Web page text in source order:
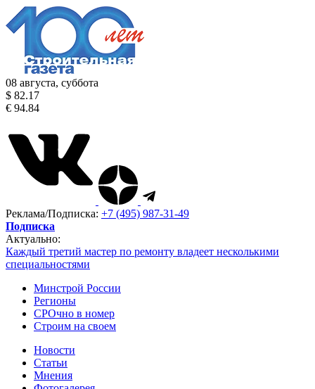
08 августа, суббота
$ 82.17
€ 94.84
Реклама/Подписка: +7 (495) 987-31-49
Подписка
Актуально:
Каждый третий мастер по ремонту владеет несколькими
специальностями
Минстрой России
Регионы
СРОчно в номер
Строим на своем
Новости
Статьи
Мнения